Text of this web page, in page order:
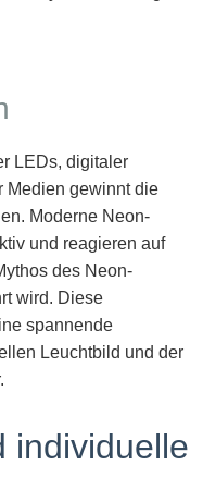
LEDs, digitaler
Medien gewinnt die
Moderne Neon-
und reagieren auf
des Neon-
wird. Diese
spannende
Leuchtbild und der
individuelle